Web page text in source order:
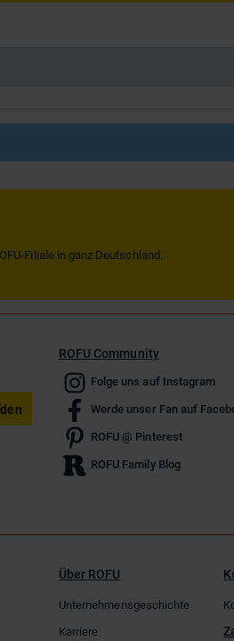
Filiale in ganz Deutschland.
ROFU Community
Folge uns auf Instagram
Werde unser Fan auf
ROFU @ Pinterest
ROFU Family Blog
Über ROFU
Unternehmensgeschichte
Karriere